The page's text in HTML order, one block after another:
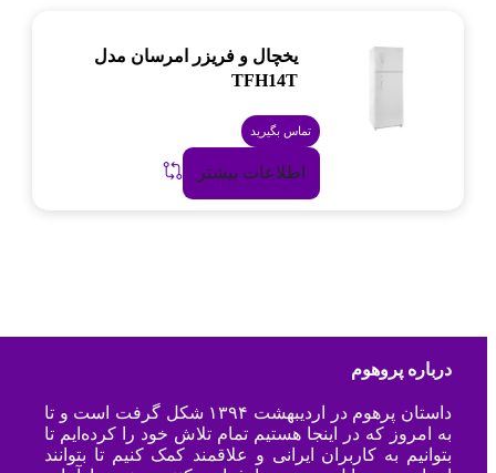
یخچال و فریزر امرسان مدل
TFH14T
تماس بگیرید
اطلاعات بیشتر
درباره پروهوم
داستان پرهوم در اردیبهشت ۱۳۹۴ شکل گرفت است و تا
به امروز که در اینجا هستیم تمام تلاش خود را کرده‌ایم تا
بتوانیم به کاربران ایرانی و علاقمند کمک کنیم تا بتوانند